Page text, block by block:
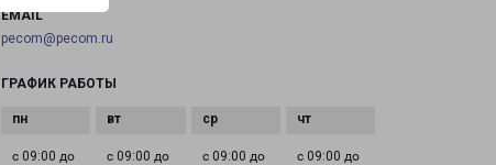
EMAIL
pecom@pecom.ru
ГРАФИК РАБОТЫ
с 09:00 до
с 09:00 до
с 09:00 до
с 09:00 до